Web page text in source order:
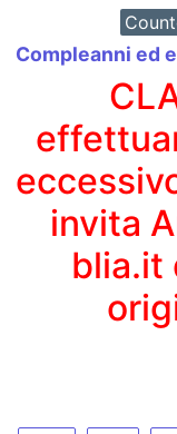
Compleanni ed
invita
blia.it